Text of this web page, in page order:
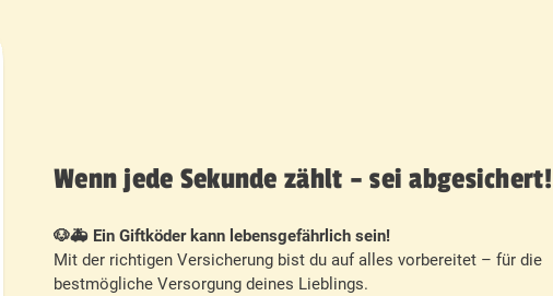
Wenn jede Sekunde zählt – sei abgesichert!
🐶🚑 Ein Giftköder kann lebensgefährlich sein!
Mit der richtigen Versicherung bist du auf alles vorbereitet – für die
bestmögliche Versorgung deines Lieblings.